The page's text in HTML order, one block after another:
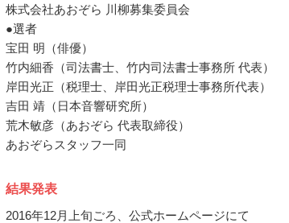
株式会社あおぞら 川柳募集委員会
●選者
宝田 明（俳優）
竹内細香（司法書士、竹内司法書士事務所 代表）
岸田光正（税理士、岸田光正税理士事務所代表）
吉田 靖（日本音響研究所）
荒木敏彦（あおぞら 代表取締役）
あおぞらスタッフ一同
結果発表
2016年12月上旬ごろ、公式ホームページにて